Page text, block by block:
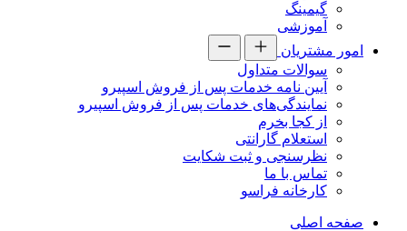
گیمینگ
آموزشی
امور مشتریان
سوالات متداول
آیین نامه خدمات پس از فروش اسپیرو
نمایندگی‌های خدمات پس از فروش اسپیرو
از کجا بخرم
استعلام گارانتی
نظرسنجی و ثبت شکایت
تماس با ما
کارخانه فراسو
صفحه اصلی